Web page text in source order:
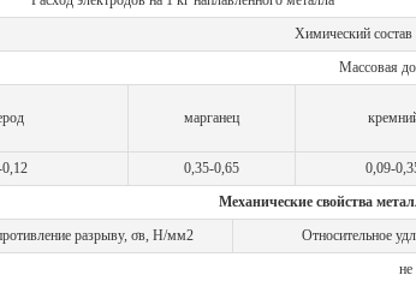
Химический состав
Массовая
марганец
0,35-0,65 0,09-
Механические свойства
разрыву, σв, Н/мм2
Относительное
не